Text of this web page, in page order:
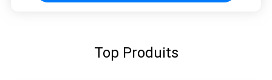
Top Produits